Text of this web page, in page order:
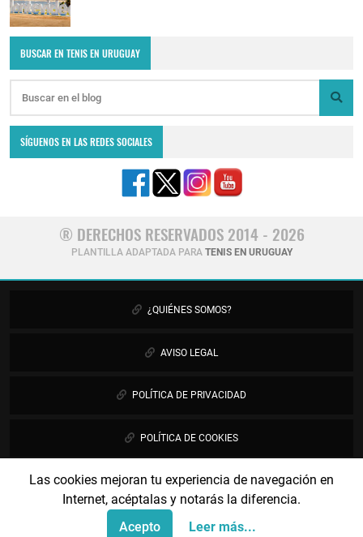
Las cookies mejoran tu experiencia de navegación en
Internet, acéptalas y notarás la diferencia.
Acepto
Leer más...
BUSCAR EN TENIS EN URUGUAY
SÍGUENOS EN LAS REDES SOCIALES
® DERECHOS RESERVADOS 2014 - 2026
PLANTILLA ADAPTADA PARA TENIS EN URUGUAY
¿QUIÉNES SOMOS?
AVISO LEGAL
POLÍTICA DE PRIVACIDAD
POLÍTICA DE COOKIES
PUBLICIDAD
CONTÁCTANOS